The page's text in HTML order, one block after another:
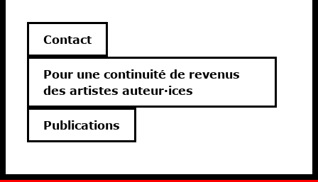
Contact
Pour une continuité de revenus
des artistes auteur·ices
Publications